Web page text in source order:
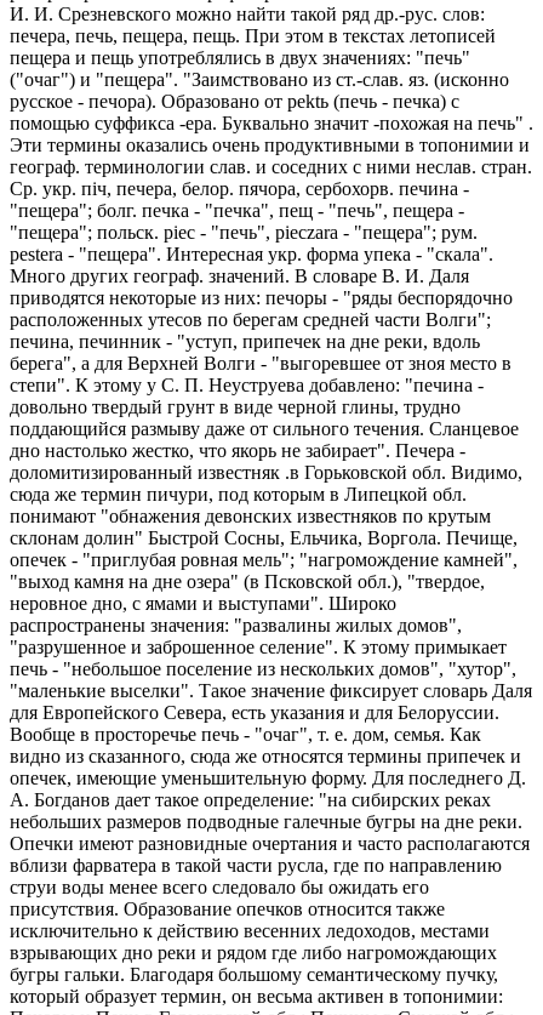
И. И. Срезневского можно найти такой ряд др.-рус. слов:
печера, печь, пещера, пещь. При этом в текстах летописей
пещера и пещь употреблялись в двух значениях: "печь"
("очаг") и "пещера". "Заимствовано из ст.-слав. яз. (исконно
русское - печора). Образовано от pektь (печь - печка) с
помощью суффикса -ера. Буквально значит -похожая на печь" .
Эти термины оказались очень продуктивными в топонимии и
географ. терминологии слав. и соседних с ними неслав. стран.
Ср. укр. пiч, печера, белор. пячора, сербохорв. печина -
"пещера"; болг. печка - "печка", пещ - "печь", пещера -
"пещера"; польск. piec - "печь", pieczarа - "пещера"; рум.
pestera - "пещера". Интересная укр. форма упека - "скала".
Много других географ. значений. В словаре В. И. Даля
приводятся некоторые из них: печоры - "ряды беспорядочно
расположенных утесов по берегам средней части Волги";
печина, печинник - "уступ, припечек на дне реки, вдоль
берега", а для Верхней Волги - "выгоревшее от зноя место в
степи". К этому у С. П. Неуструева добавлено: "печина -
довольно твердый грунт в виде черной глины, трудно
поддающийся размыву даже от сильного течения. Сланцевое
дно настолько жестко, что якорь не забирает". Печера -
доломитизированный известняк .в Горьковской обл. Видимо,
сюда же термин пичури, под которым в Липецкой обл.
понимают "обнажения девонских известняков по крутым
склонам долин" Быстрой Сосны, Ельчика, Воргола. Печище,
опечек - "приглубая ровная мель"; "нагромождение камней",
"выход камня на дне озера" (в Псковской обл.), "твердое,
неровное дно, с ямами и выступами". Широко
распространены значения: "развалины жилых домов",
"разрушенное и заброшенное селение". К этому примыкает
печь - "небольшое поселение из нескольких домов", "хутор",
"маленькие выселки". Такое значение фиксирует словарь Даля
для Европейского Севера, есть указания и для Белоруссии.
Вообще в просторечье печь - "очаг", т. е. дом, семья. Как
видно из сказанного, сюда же относятся термины припечек и
опечек, имеющие уменьшительную форму. Для последнего Д.
А. Богданов дает такое определение: "на сибирских реках
небольших размеров подводные галечные бугры на дне реки.
Опечки имеют разновидные очертания и часто располагаются
вблизи фарватера в такой части русла, где по направлению
струи воды менее всего следовало бы ожидать его
присутствия. Образование опечков относится также
исключительно к действию весенних ледоходов, местами
взрывающих дно реки и рядом где либо нагромождающих
бугры гальки. Благодаря большому семантическому пучку,
который образует термин, он весьма активен в топонимии: